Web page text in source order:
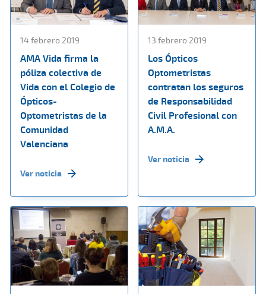
14 febrero 2019
AMA Vida firma la
póliza colectiva de
Vida con el Colegio de
Ópticos-
Optometristas de la
Comunidad
Valenciana
Ver noticia
13 febrero 2019
Los Ópticos
Optometristas
contratan los seguros
de Responsabilidad
Civil Profesional con
A.M.A.
Ver noticia